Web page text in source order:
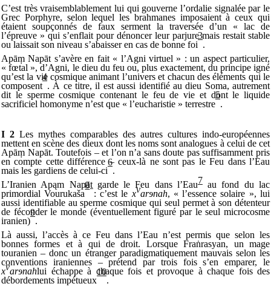
C’est très vraisemblablement lui qui gouverne l’ordalie signalée par le
Grec Porphyre, selon lequel les brahmanes imposaient à ceux qui
étaient soupçonnés de faux serment la traversée d’un « lac de
l’épreuve » qui s’enflait pour dénoncer leur parjure mais restait stable
ou laissait son niveau s’abaisser en cas de bonne foi
3
.
Apāṃ Napāt s’avère en fait « l’Agni virtuel » : un aspect particulier,
« fœtal », d’Agni, le dieu du feu ou, plus exactement, du principe igné
qu’est la vie cosmique animant l’univers et chacun des éléments qui le
composent
4
. À ce titre, il est aussi identifié au dieu Soma, autrement
dit le sperme cosmique contenant le feu de vie et dont le liquide
sacrificiel homonyme n’est que « l’eucharistie » terrestre
5
.
I 2 Les mythes comparables des autres cultures indo-européennes
mettent en scène des dieux dont les noms sont analogues à celui de cet
Apāṃ Napāt. Toutefois – et l’on n’a sans doute pas suffisamment pris
en compte cette différence – ceux-là ne sont pas le Feu dans l’Eau
mais les gardiens de celui-ci
6
.
L’Iranien Apąm Napāṯgarde le Feu dans l’Eau7au fond du lac
primordial Vourukaša
8
: c’est le xvarɘnah, « l’essence solaire », lui
aussi identifiable au sperme cosmique qui seul permet à son détenteur
de féconder le monde (éventuellement figuré par le seul microcosme
iranien)
9
.
Là aussi, l’accès à ce Feu dans l’Eau n’est permis que selon les
bonnes formes et à qui de droit. Lorsque Fraṅrasyan, un mage
touranien – donc un étranger paradigmatiquement mauvais selon les
conventions iraniennes – prétend par trois fois s’en emparer, le
xvarɘnahlui échappe à chaque fois et provoque à chaque fois des
débordements impétueux
10
.